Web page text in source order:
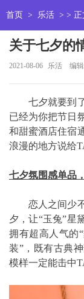
首页 > 乐活 > > 正
关于七夕的
2021-08-06 乐活 编
七夕就要到了
已经为你把节日
和甜蜜酒店住宿
浪漫的地方说给
七夕氛围感单品
恋人之间少不
夕，让“玉兔”星
拥有超高人气的
装”，既有古典
模样一定能击中